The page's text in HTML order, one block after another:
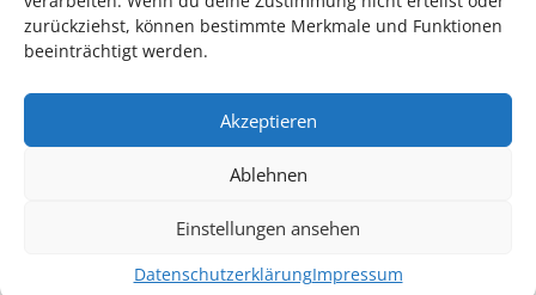
zurückziehst, können bestimmte Merkmale und Funktionen
beeinträchtigt werden.
Akzeptieren
Ablehnen
Einstellungen ansehen
DatenschutzerklärungImpressum
melden Sie sich unter
info@kulturparkett-rhein-neckar.de